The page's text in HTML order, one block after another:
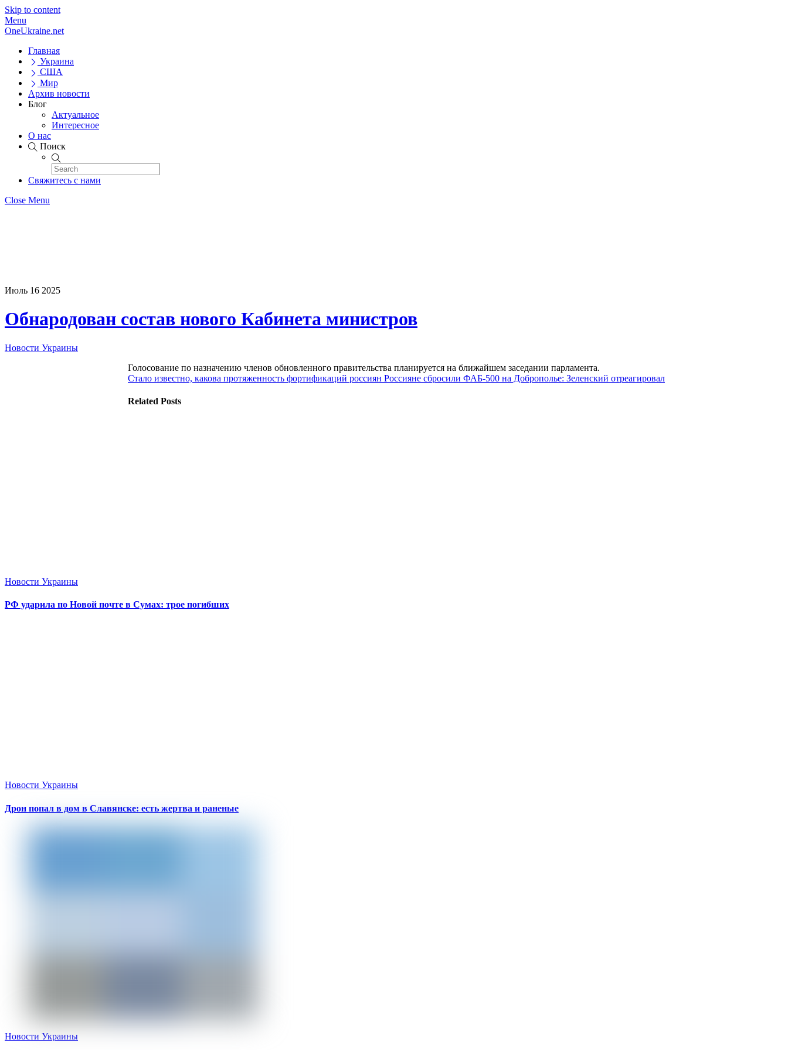
Skip to content
Menu
OneUkraine.net
Главная
Украина
США
Мир
Архив новости
Блог
Актуальное
Интересное
О нас
Поиск
Свяжитесь с нами
Close Menu
Июль 16 2025
Обнародован состав нового Кабинета министров
Новости Украины
Голосование по назначению членов обновленного правительства планируется на ближайшем заседании парламента.
Стало известно, какова протяженность фортификаций россиян Россияне сбросили ФАБ-500 на Доброполье: Зеленский отреагировал
Related Posts
Новости Украины
РФ ударила по Новой почте в Сумах: трое погибших
Новости Украины
Дрон попал в дом в Славянске: есть жертва и раненые
Новости Украины